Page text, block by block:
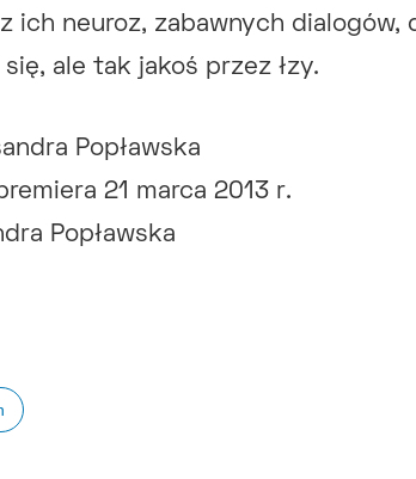
ich neuroz, zabawnych dialogów,
ale tak jakoś przez łzy.
Popławska
21 marca 2013 r.
Popławska